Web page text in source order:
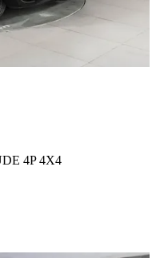
4P 4X4